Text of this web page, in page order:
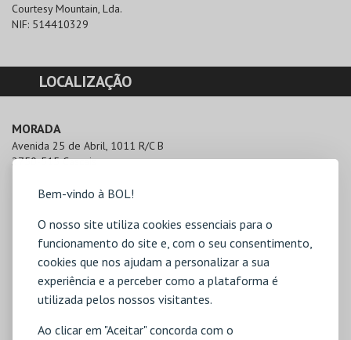
Bem-vindo à BOL!
O nosso site utiliza cookies essenciais para o
funcionamento do site e, com o seu consentimento,
cookies que nos ajudam a personalizar a sua
experiência e a perceber como a plataforma é
utilizada pelos nossos visitantes.
Ao clicar em "Aceitar" concorda com o
Courtesy Mountain, Lda.
NIF: 514410329
LOCALIZAÇÃO
MORADA
Avenida 25 de Abril, 1011 R/C B
2750-515 Cascais